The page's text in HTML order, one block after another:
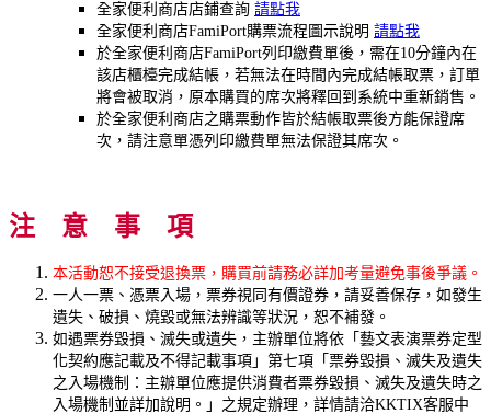
全家便利商店店鋪查詢 請點我
全家便利商店FamiPort購票流程圖示說明 請點我
於全家便利商店FamiPort列印繳費單後，需在10分鐘內在
該店櫃檯完成結帳，若無法在時間內完成結帳取票，訂單
將會被取消，原本購買的席次將釋回到系統中重新銷售。
於全家便利商店之購票動作皆於結帳取票後方能保證席
次，請注意單憑列印繳費單無法保證其席次。
注 意 事 項
本活動恕不接受退換票，購買前請務必詳加考量避免事後爭議。
一人一票、憑票入場，票券視同有價證券，請妥善保存，如發生
遺失、破損、燒毀或無法辨識等狀況，恕不補發。
如遇票券毀損、滅失或遺失，主辦單位將依「藝文表演票券定型
化契約應記載及不得記載事項」第七項「票券毀損、滅失及遺失
之入場機制：主辦單位應提供消費者票券毀損、滅失及遺失時之
入場機制並詳加說明。」之規定辦理，詳情請洽KKTIX客服中